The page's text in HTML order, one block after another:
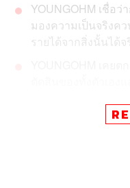
YOUNGOHM เชื่อ
มองความเป็นจริงค
รายได้จากสิ่งนั้นได้จ
ปล่อยวาง และใช้เ